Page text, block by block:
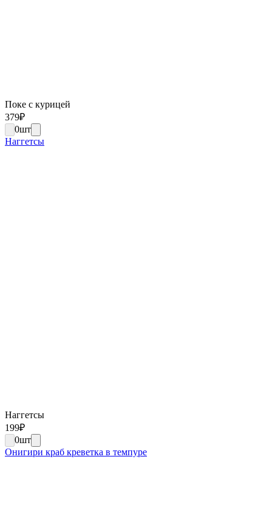
Поке с курицей
379₽
0шт
Наггетсы
Наггетсы
199₽
0шт
Онигири краб креветка в темпуре